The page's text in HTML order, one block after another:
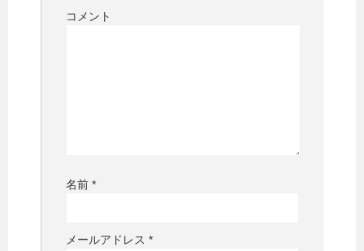
コメント
名前 *
メールアドレス *